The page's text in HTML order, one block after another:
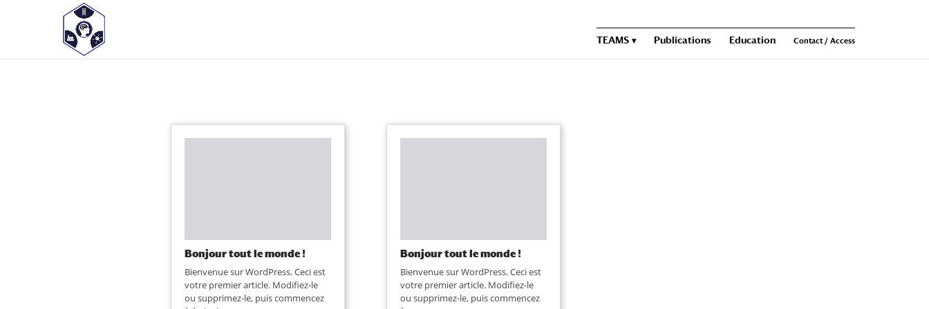
<! -- Pour avoir les accordéons fermés par défaut -->
TEAMS Publications Education Contact / Access
Bonjour tout le monde !
Bienvenue sur WordPress. Ceci est
votre premier article. Modifiez-le
ou supprimez-le, puis commencez
Bonjour tout le monde !
Bienvenue sur WordPress. Ceci est
votre premier article. Modifiez-le
ou supprimez-le, puis commencez